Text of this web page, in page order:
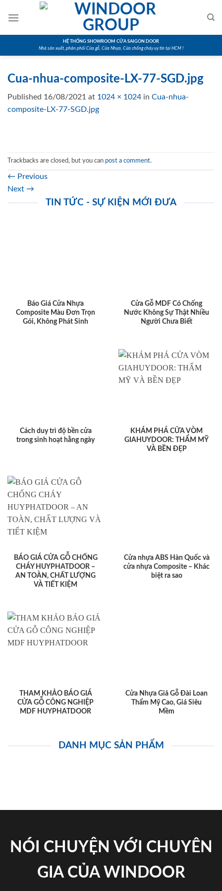
HỆ THỐNG SHOWROOM CỬA SAIGON DOOR
Nhà sản xuất, phân phối Cửa gỗ, Cửa Nhựa, Cửa chống cháy uy tín tại HCM !
Cua-nhua-composite-LX-77-SGD.jpg
Published 16/08/2021 at 1024 × 1024 in Cua-nhua-
composite-LX-77-SGD.jpg
Trackbacks are closed, but you can post a comment.
← Previous
Next →
TIN TỨC - SỰ KIỆN MỚI ĐƯA
Báo Giá Cửa Nhựa
Composite Màu Đơn Trọn
Gói, Không Phát Sinh
Cửa Gỗ MDF Có Chống
Nước Không Sự Thật Nhiều
Người Chưa Biết
Cách duy trì độ bền cửa
trong sinh hoạt hằng ngày
KHÁM PHÁ CỬA VÒM
GIAHUYDOOR: THẨM MỸ
VÀ BỀN ĐẸP
BÁO GIÁ CỬA GỖ CHỐNG
CHÁY HUYPHATDOOR –
AN TOÀN, CHẤT LƯỢNG
VÀ TIẾT KIỆM
Cửa nhựa ABS Hàn Quốc và
cửa nhựa Composite – Khác
biệt ra sao
THAM KHẢO BÁO GIÁ
CỬA GỖ CÔNG NGHIỆP
MDF HUYPHATDOOR
Cửa Nhựa Giả Gỗ Đài Loan
Thẩm Mỹ Cao, Giá Siêu
Mềm
DANH MỤC SẢN PHẨM
NÓI CHUYỆN VỚI CHUYÊN
GIA CỦA WINDOOR